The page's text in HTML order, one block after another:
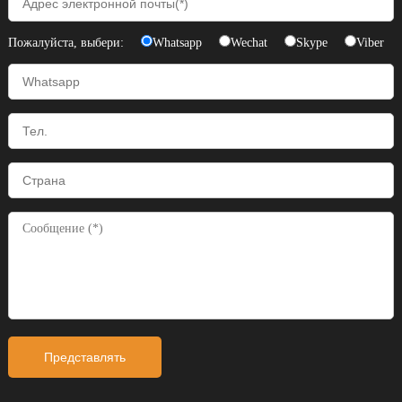
Пожалуйста, выбери: Whatsapp Wechat Skype Viber